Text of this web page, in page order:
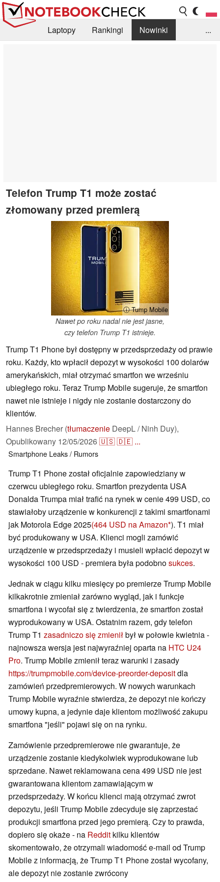
Laptopy Rankingi
Nowinki
...
Telefon Trump T1 może zostać
złomowany przed premierą
ⓘ Tump Mobile
Nawet po roku nadal nie jest jasne,
czy telefon Trump T1 istnieje.
Trump T1 Phone był dostępny w przedsprzedaży od prawie
roku. Każdy, kto wpłacił depozyt w wysokości 100 dolarów
amerykańskich, miał otrzymać smartfon we wrześniu
ubiegłego roku. Teraz Trump Mobile sugeruje, że smartfon
nawet nie istnieje i nigdy nie zostanie dostarczony do
klientów.
Hannes Brecher (tłumaczenie DeepL / Ninh Duy),
Opublikowany 12/05/2026🇺🇸🇩🇪 ...
Smartphone Leaks / Rumors
Trump T1 Phone został oficjalnie zapowiedziany w
czerwcu ubiegłego roku. Smartfon prezydenta USA
Donalda Trumpa miał trafić na rynek w cenie 499 USD, co
stawiałoby urządzenie w konkurencji z takimi smartfonami
jak Motorola Edge 2025(464 USD na Amazon ). T1 miał
być produkowany w USA. Klienci mogli zamówić
urządzenie w przedsprzedaży i musieli wpłacić depozyt w
wysokości 100 USD - premiera była podobnosukces.
Jednak w ciągu kilku miesięcy po premierze Trump Mobile
kilkakrotnie zmieniał zarówno wygląd, jak i funkcje
smartfona i wycofał się z twierdzenia, że smartfon został
wyprodukowany w USA. Ostatnim razem, gdy telefon
Trump T1 zasadniczo się zmieniłbył w połowie kwietnia -
najnowsza wersja jest najwyraźniej oparta na HTC U24
Pro. Trump Mobile zmienił teraz warunki i zasady
https://trumpmobile.com/device-preorder-depositdla
zamówień przedpremierowych. W nowych warunkach
Trump Mobile wyraźnie stwierdza, że depozyt nie kończy
umowy kupna, a jedynie daje klientom możliwość zakupu
smartfona "jeśli" pojawi się on na rynku.
Zamówienie przedpremierowe nie gwarantuje, że
urządzenie zostanie kiedykolwiek wyprodukowane lub
sprzedane. Nawet reklamowana cena 499 USD nie jest
gwarantowana klientom zamawiającym w
przedsprzedaży. W końcu klienci mają otrzymać zwrot
depozytu, jeśli Trump Mobile zdecyduje się zaprzestać
produkcji smartfona przed jego premierą. Czy to prawda,
dopiero się okaże - na Reddit kilku klientów
skomentowało, że otrzymali wiadomość e-mail od Trump
Mobile z informacją, że Trump T1 Phone został wycofany,
ale depozyt nie zostanie zwrócony